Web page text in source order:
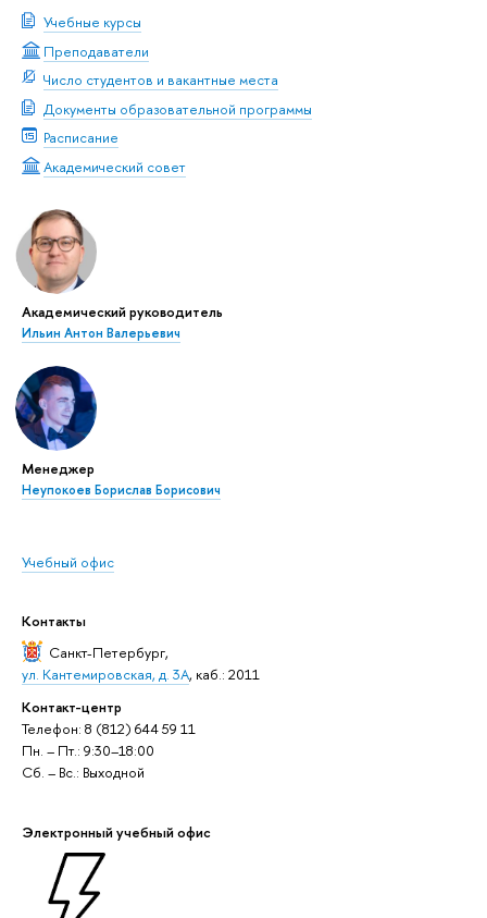
Учебные курсы
Преподаватели
Число студентов и вакантные места
Документы образовательной программы
Расписание
Академический совет
Академический руководитель
Ильин Антон Валерьевич
Менеджер
Неупокоев Борислав Борисович
Учебный офис
Контакты
Санкт-Петербург,
ул. Кантемировская, д. 3А, каб.: 2011
Контакт-центр
Телефон: 8 (812) 644 59 11
Пн. – Пт.: 9:30–18:00
Сб. – Вс.: Выходной
Электронный учебный офис